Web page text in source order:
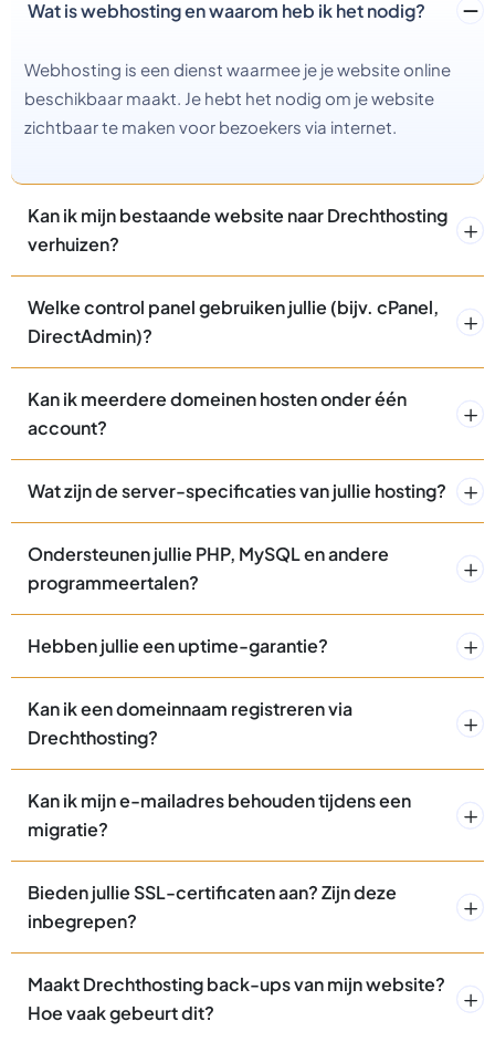
Wat is webhosting en waarom heb ik het nodig?
Webhosting is een dienst waarmee je je website online
beschikbaar maakt. Je hebt het nodig om je website
zichtbaar te maken voor bezoekers via internet.
Kan ik mijn bestaande website naar Drechthosting
verhuizen?
Welke control panel gebruiken jullie (bijv. cPanel,
DirectAdmin)?
Kan ik meerdere domeinen hosten onder één
account?
Wat zijn de server-specificaties van jullie hosting?
Ondersteunen jullie PHP, MySQL en andere
programmeertalen?
Hebben jullie een uptime-garantie?
Kan ik een domeinnaam registreren via
Drechthosting?
Kan ik mijn e-mailadres behouden tijdens een
migratie?
Bieden jullie SSL-certificaten aan? Zijn deze
inbegrepen?
Maakt Drechthosting back-ups van mijn website?
Hoe vaak gebeurt dit?